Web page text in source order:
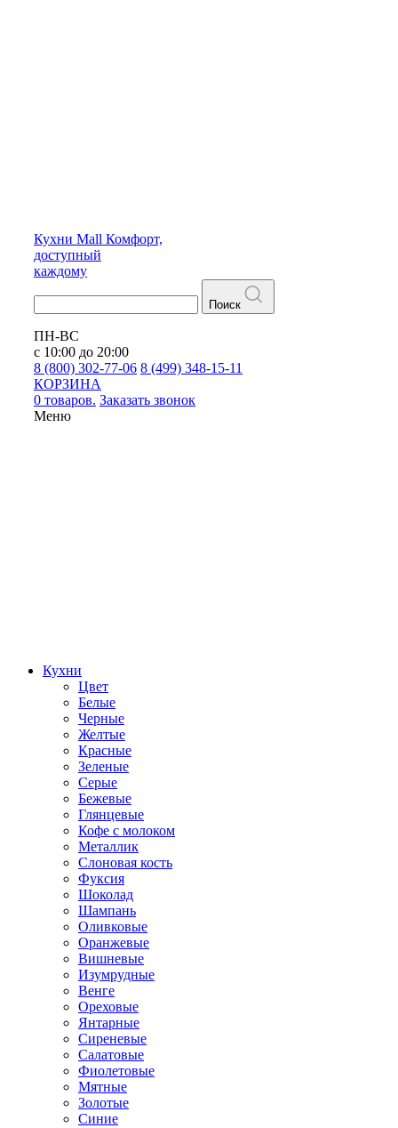
Кухни Mall Комфорт,
доступный
каждому
Поиск
ПН-ВС
с 10:00 до 20:00
8 (800) 302-77-06 8 (499) 348-15-11
КОРЗИНА
0 товаров. Заказать звонок
Меню
Кухни
Цвет
Белые
Черные
Желтые
Красные
Зеленые
Серые
Бежевые
Глянцевые
Кофе с молоком
Металлик
Слоновая кость
Фуксия
Шоколад
Шампань
Оливковые
Оранжевые
Вишневые
Изумрудные
Венге
Ореховые
Янтарные
Сиреневые
Салатовые
Фиолетовые
Мятные
Золотые
Синие